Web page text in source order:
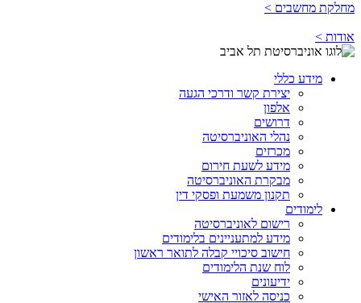
מחלקת מחשבים >
אודות >
מידע כללי
יצירת קשר ודרכי הגעה
אלפון
דרושים
נהלי האוניברסיטה
מכרזים
מידע לשעת חירום
מבקרת האוניברסיטה
תקנון משמעת ופסקי דין
לימודים
רישום לאוניברסיטה
מידע למתעניינים בלימודים
חישוב סיכויי קבלה לתואר ראשון
לוח שנת הלימודים
ידיעונים
כניסה לאזור האישי